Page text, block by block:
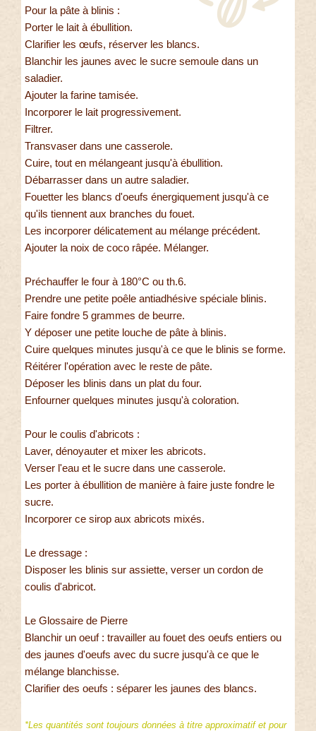
Pour la pâte à blinis :
Porter le lait à ébullition.
Clarifier les œufs, réserver les blancs.
Blanchir les jaunes avec le sucre semoule dans un
saladier.
Ajouter la farine tamisée.
Incorporer le lait progressivement.
Filtrer.
Transvaser dans une casserole.
Cuire, tout en mélangeant jusqu'à ébullition.
Débarrasser dans un autre saladier.
Fouetter les blancs d'oeufs énergiquement jusqu'à ce
qu'ils tiennent aux branches du fouet.
Les incorporer délicatement au mélange précédent.
Ajouter la noix de coco râpée. Mélanger.
Préchauffer le four à 180°C ou th.6.
Prendre une petite poêle antiadhésive spéciale blinis.
Faire fondre 5 grammes de beurre.
Y déposer une petite louche de pâte à blinis.
Cuire quelques minutes jusqu'à ce que le blinis se forme.
Réitérer l'opération avec le reste de pâte.
Déposer les blinis dans un plat du four.
Enfourner quelques minutes jusqu'à coloration.
Pour le coulis d'abricots :
Laver, dénoyauter et mixer les abricots.
Verser l'eau et le sucre dans une casserole.
Les porter à ébullition de manière à faire juste fondre le
sucre.
Incorporer ce sirop aux abricots mixés.
Le dressage :
Disposer les blinis sur assiette, verser un cordon de
coulis d'abricot.
Le Glossaire de Pierre
Blanchir un oeuf : travailler au fouet des oeufs entiers ou
des jaunes d'oeufs avec du sucre jusqu'à ce que le
mélange blanchisse.
Clarifier des oeufs : séparer les jaunes des blancs.
*Les quantités sont toujours données à titre approximatif et pour